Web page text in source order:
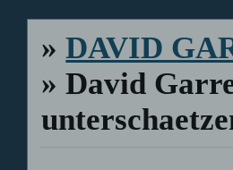
»DAVID
»David